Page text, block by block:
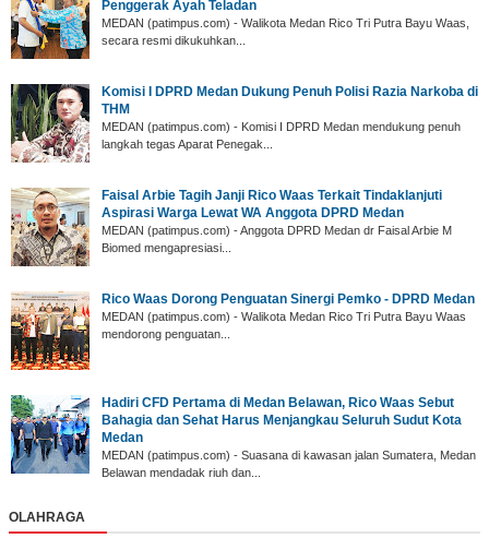
Penggerak Ayah Teladan
MEDAN (patimpus.com) - Walikota Medan Rico Tri Putra Bayu Waas,
secara resmi dikukuhkan...
Komisi I DPRD Medan Dukung Penuh Polisi Razia Narkoba di
THM
MEDAN (patimpus.com) - Komisi I DPRD Medan mendukung penuh
langkah tegas Aparat Penegak...
Faisal Arbie Tagih Janji Rico Waas Terkait Tindaklanjuti
Aspirasi Warga Lewat WA Anggota DPRD Medan
MEDAN (patimpus.com) - Anggota DPRD Medan dr Faisal Arbie M
Biomed mengapresiasi...
Rico Waas Dorong Penguatan Sinergi Pemko - DPRD Medan
MEDAN (patimpus.com) - Walikota Medan Rico Tri Putra Bayu Waas
mendorong penguatan...
Hadiri CFD Pertama di Medan Belawan, Rico Waas Sebut
Bahagia dan Sehat Harus Menjangkau Seluruh Sudut Kota
Medan
MEDAN (patimpus.com) - Suasana di kawasan jalan Sumatera, Medan
Belawan mendadak riuh dan...
OLAHRAGA